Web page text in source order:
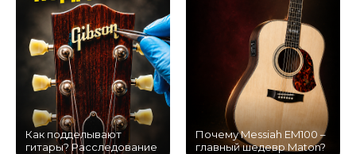
Как подделывают
гитары? Расследование
Почему Messiah EM100 –
главный шедевр Maton?